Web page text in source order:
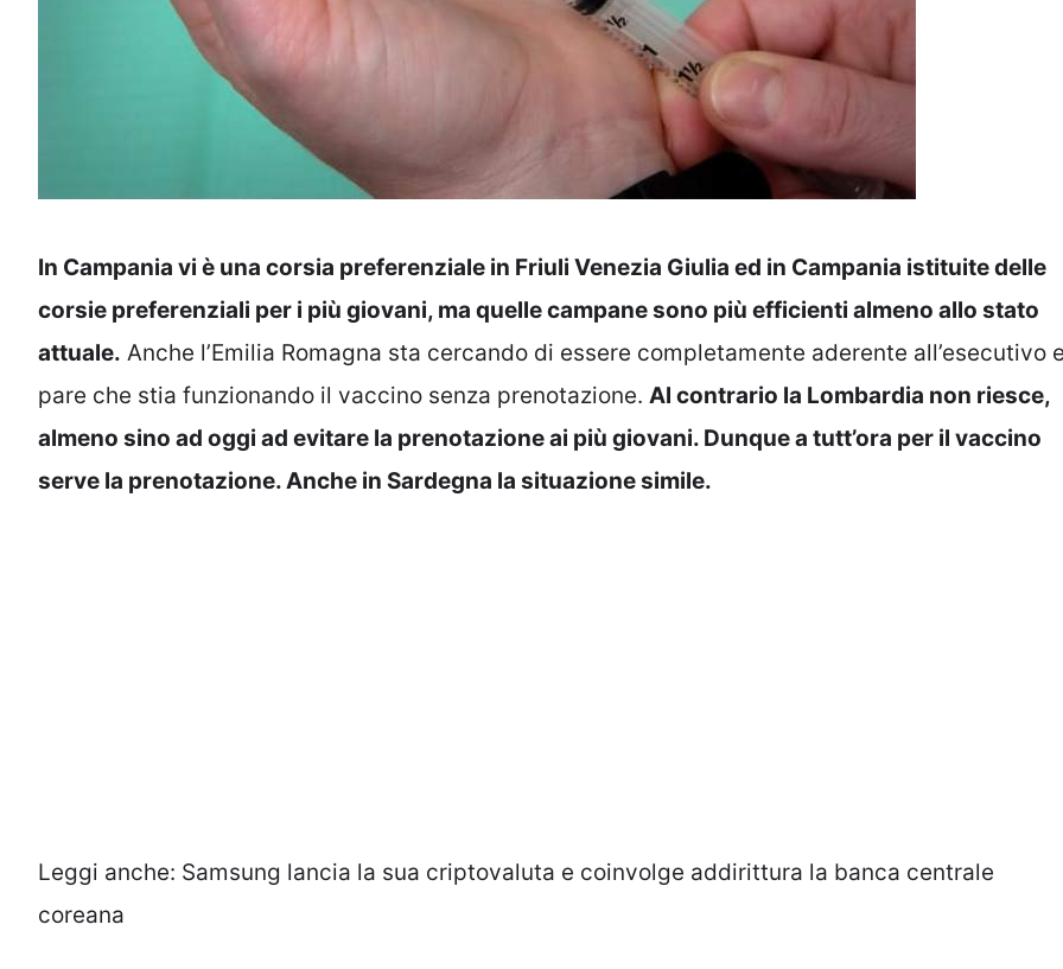
In Campania vi è una corsia preferenziale in Friuli Venezia Giulia ed in Campania istituite delle
corsie preferenziali per i più giovani, ma quelle campane sono più efficienti almeno allo stato
attuale. Anche l’Emilia Romagna sta cercando di essere completamente aderente all’esecutivo
pare che stia funzionando il vaccino senza prenotazione. Al contrario la Lombardia non riesce,
almeno sino ad oggi ad evitare la prenotazione ai più giovani. Dunque a tutt’ora per il vaccino
serve la prenotazione. Anche in Sardegna la situazione simile.
Leggi anche: Samsung lancia la sua criptovaluta e coinvolge addirittura la banca centrale
coreana